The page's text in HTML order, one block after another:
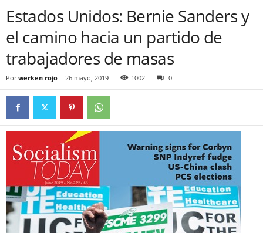
Estados Unidos: Bernie Sanders y
el camino hacia un partido de
trabajadores de masas
Por werken rojo - 26 mayo, 2019 1002 0